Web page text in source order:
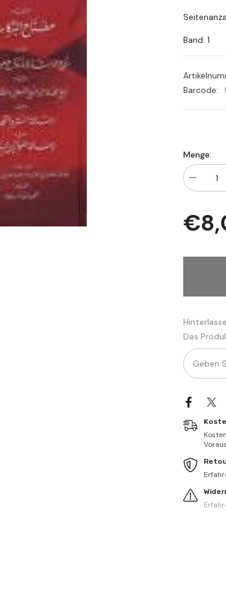
Band: 1
Barcode:
Menge:
verringern
Ehlil
Hakika
maallahi
الله
Das